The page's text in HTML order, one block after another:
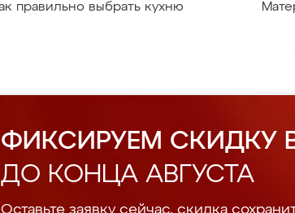
правильно выбрать кухню
ФИКСИРУЕМ СКИДКУ
ДО КОНЦА АВГУСТА
Оставьте заявку сейчас, скидка